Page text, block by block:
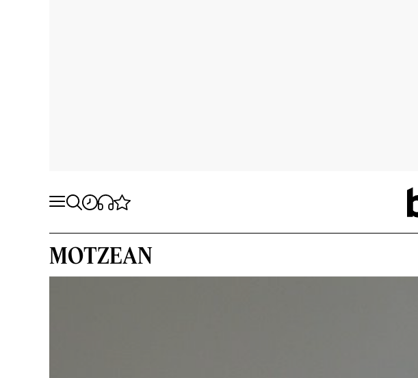
MOTZEAN